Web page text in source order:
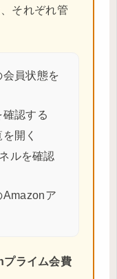
それぞれ管
員状態を
認する
開く
ルを確認
Amazonア
ライム会費